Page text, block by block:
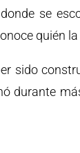
se
quién
sido
durante